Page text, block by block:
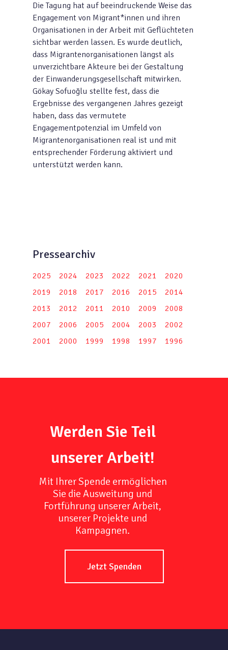
Die Tagung hat auf beeindruckende Weise das
Engagement von Migrant*innen und ihren
Organisationen in der Arbeit mit Geflüchteten
sichtbar werden lassen. Es wurde deutlich,
dass Migrantenorganisationen längst als
unverzichtbare Akteure bei der Gestaltung
der Einwanderungsgesellschaft mitwirken.
Gökay Sofuoğlu stellte fest, dass die
Ergebnisse des vergangenen Jahres gezeigt
haben, dass das vermutete
Engagementpotenzial im Umfeld von
Migrantenorganisationen real ist und mit
entsprechender Förderung aktiviert und
unterstützt werden kann.
Pressearchiv
2025 2024 2023 2022 2021
2020
2019
2018 2017 2016 2015
2014
2013
2012 2011 2010 2009
2008
2007
2006 2005 2004 2003
2002
2001
2000 1999 1998 1997 1996
Werden Sie Teil
unserer Arbeit!
Mit Ihrer Spende ermöglichen
Sie die Ausweitung und
Fortführung unserer Arbeit,
unserer Projekte und
Kampagnen.
Jetzt Spenden